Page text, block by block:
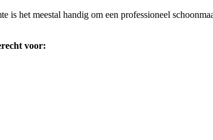
is het meestal handig om een professioneel
voor: